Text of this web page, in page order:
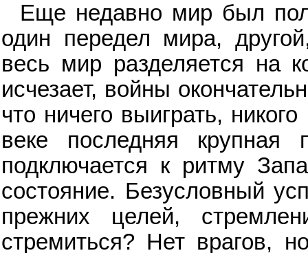
Еще недавно мир был
один передел мира,
весь мир разделяется на
исчезает, войны
что ничего выиграть,
веке последняя крупная
подключается к ритму
состояние. Безусловный
прежних целей,
стремиться? Нет врагов,